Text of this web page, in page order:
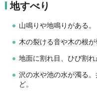
地すべり
山鳴りや地鳴りがある。
木の裂ける音や木の根が
地面に割れ目、ひび割れ
沢の水や池の水が濁る
ど。